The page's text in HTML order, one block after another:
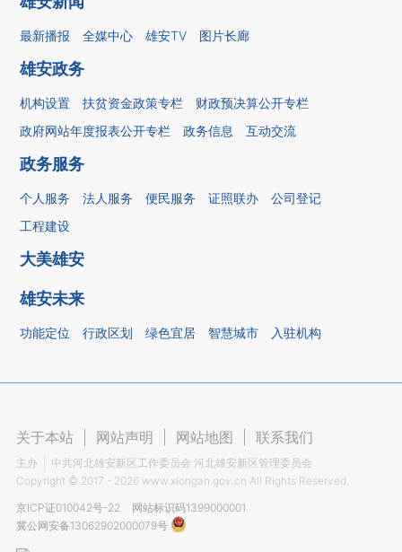
最新播报 全媒中心 雄安TV 图片长廊
雄安政务
机构设置 扶贫资金政策专栏
财政预决算公开专栏
政府网站年度报表公开专栏
政务信息 互动交流
政务服务
个人服务 法人服务 便民服务 证照联办
公司登记
工程建设
大美雄安
雄安未来
功能定位 行政区划 绿色宜居 智慧城市 入驻机构
关于本站 网站声明 网站地图 联系我们
主办
中共河北雄安新区工作委员会 河北雄安新区管理委员会
Copyright © 2017 - 2026 www.xiongan.gov.cn All Rights Reserved.
京ICP证010042号-22
网站标识码1399000001
冀公网安备13062902000079号